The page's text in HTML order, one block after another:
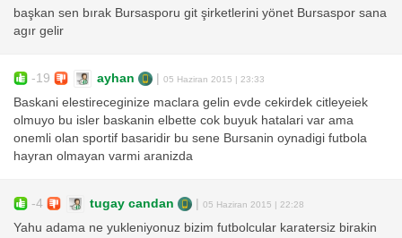
başkan sen bırak Bursasporu git şirketlerini yönet Bursaspor sana
agır gelir
-19 ayhan 05 Haziran 2015 | 23:33
Baskani elestireceginize maclara gelin evde cekirdek citleyeiek
olmuyo bu isler baskanin elbette cok buyuk hatalari var ama
onemli olan sportif basaridir bu sene Bursanin oynadigi futbola
hayran olmayan varmi aranizda
-4 tugay candan 05 Haziran 2015 | 22:28
Yahu adama ne yukleniyonuz bizim futbolcular karatersiz birakin